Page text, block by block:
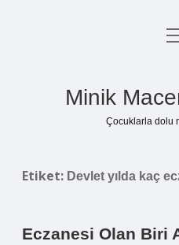
Minik
Çocuklarla dolu
Etiket: Devlet yılda kaç
Eczanesi Olan Biri